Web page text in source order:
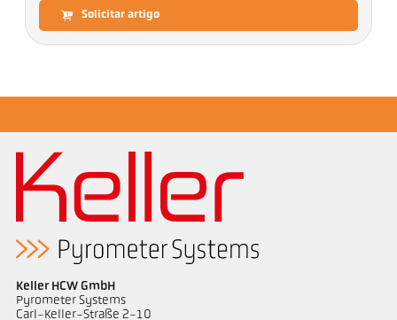
Solicitar artigo
Keller HCW GmbH
Pyrometer Systems
Carl-Keller-Straße 2-10